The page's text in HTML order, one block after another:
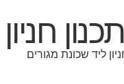
חניון
ליד שכונת מגורים